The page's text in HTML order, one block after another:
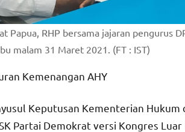
Papua, RHP bersama jajaran pengurus
malam 31 Maret 2021. (FT : IST)
Kemenangan AHY
Keputusan Kementerian
Partai Demokrat versi Kongres Luar